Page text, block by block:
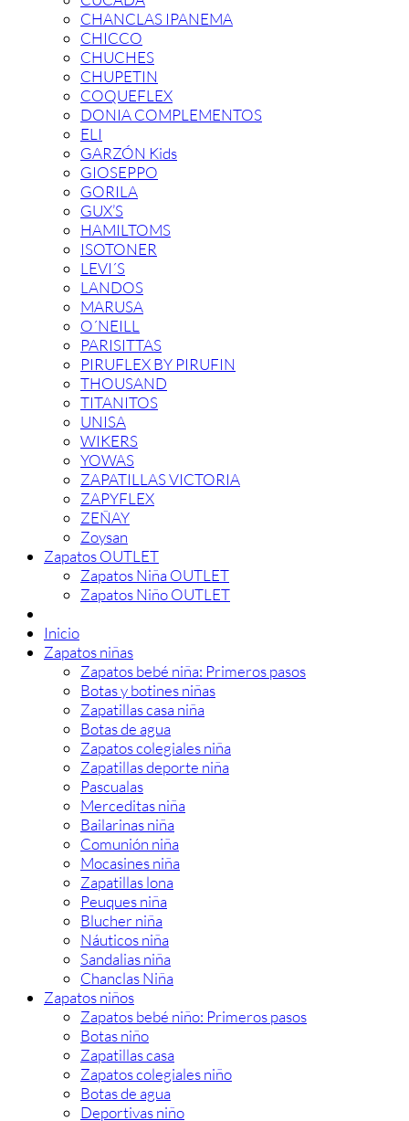
CHANCLAS IPANEMA
CHICCO
CHUCHES
CHUPETIN
COQUEFLEX
DONIA COMPLEMENTOS
ELI
GARZÓN Kids
GIOSEPPO
GORILA
GUX’S
HAMILTOMS
ISOTONER
LEVI´S
LANDOS
MARUSA
O´NEILL
PARISITTAS
PIRUFLEX BY PIRUFIN
THOUSAND
TITANITOS
UNISA
WIKERS
YOWAS
ZAPATILLAS VICTORIA
ZAPYFLEX
ZEÑAY
Zoysan
Zapatos OUTLET
Zapatos Niña OUTLET
Zapatos Niño OUTLET
Inicio
Zapatos niñas
Zapatos bebé niña: Primeros pasos
Botas y botines niñas
Zapatillas casa niña
Botas de agua
Zapatos colegiales niña
Zapatillas deporte niña
Pascualas
Merceditas niña
Bailarinas niña
Comunión niña
Mocasines niña
Zapatillas lona
Peuques niña
Blucher niña
Náuticos niña
Sandalias niña
Chanclas Niña
Zapatos niños
Zapatos bebé niño: Primeros pasos
Botas niño
Zapatillas casa
Zapatos colegiales niño
Botas de agua
Deportivas niño